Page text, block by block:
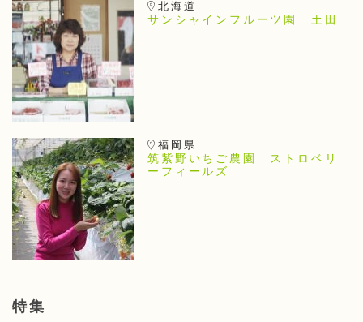
北海道
サンシャインフルーツ園 土田
福岡県
筑紫野いちご農園 ストロベリ
ーフィールズ
特集